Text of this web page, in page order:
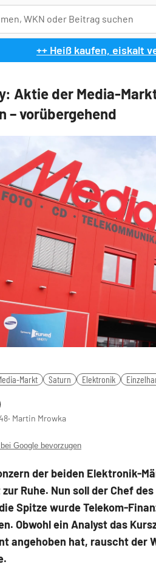
++ Heiß kaufen, eiskalt
Aktie der Media-
– vorübergehend
Markt Saturn Elektronik
‧ Martin Mrowka
Google bevorzugen
der beiden Elektronik-
Ruhe. Nun soll der Chef
Spitze wurde Telekom-
Obwohl ein Analyst das
angehoben hat, rauscht der